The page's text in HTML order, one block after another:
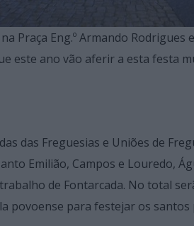
Praça Eng.º Armando Rodrigues
este ano vão aferir a esta festa
das Freguesias e Uniões de
Emilião, Campos e Louredo,
de Fontarcada. No total
povoense para festejar os santos